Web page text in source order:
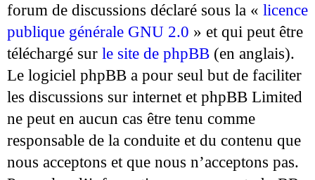
forum de discussions déclaré sous la « licence
publique générale GNU 2.0 » et qui peut être
téléchargé sur le site de phpBB (en anglais).
Le logiciel phpBB a pour seul but de faciliter
les discussions sur internet et phpBB Limited
ne peut en aucun cas être tenu comme
responsable de la conduite et du contenu que
nous acceptons et que nous n’acceptons pas.